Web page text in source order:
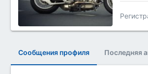
Сообщения профиля Последняя